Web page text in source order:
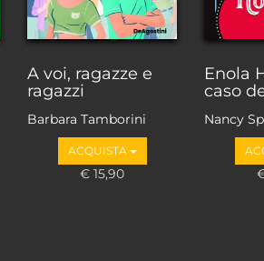
A voi, ragazze e
ragazzi
Barbara Tamborini
ACQUISTA
€ 15,90
Enola
caso
Nancy